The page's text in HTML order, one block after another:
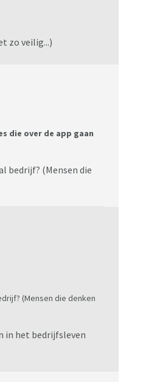
zo veilig...)
die over de app gaan
bedrijf? (Mensen die
(Mensen die denken
in het bedrijfsleven